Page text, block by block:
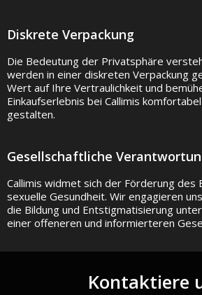
Diskrete Verpackung
Die Bedeutung der Privatsphäre
werden in einer diskreten Verpackung
Wert auf Ihre Vertraulichkeit und
Einkaufserlebnis bei Callimis
gestalten.
Gesellschaftliche
Callimis widmet sich der Förderung des
sexuelle Gesundheit. Wir engagieren
die Bildung und Entstigmatisierung
einer offeneren und informierteren
Kontaktiere